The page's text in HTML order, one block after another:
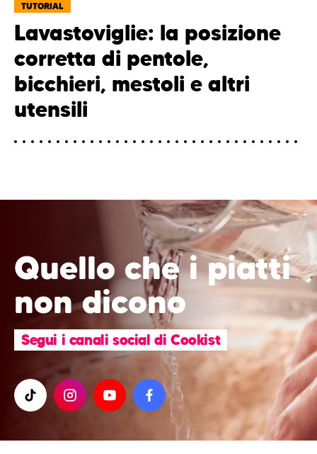
TUTORIAL
Lavastoviglie: la posizione
corretta di pentole,
bicchieri, mestoli e altri
utensili
Quello che i piatti
non dicono
Segui i canali social di Cookist